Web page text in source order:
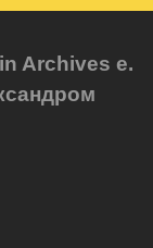
Archives e.